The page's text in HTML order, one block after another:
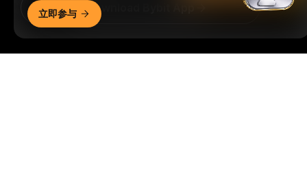
Download Bybit App
立即参与